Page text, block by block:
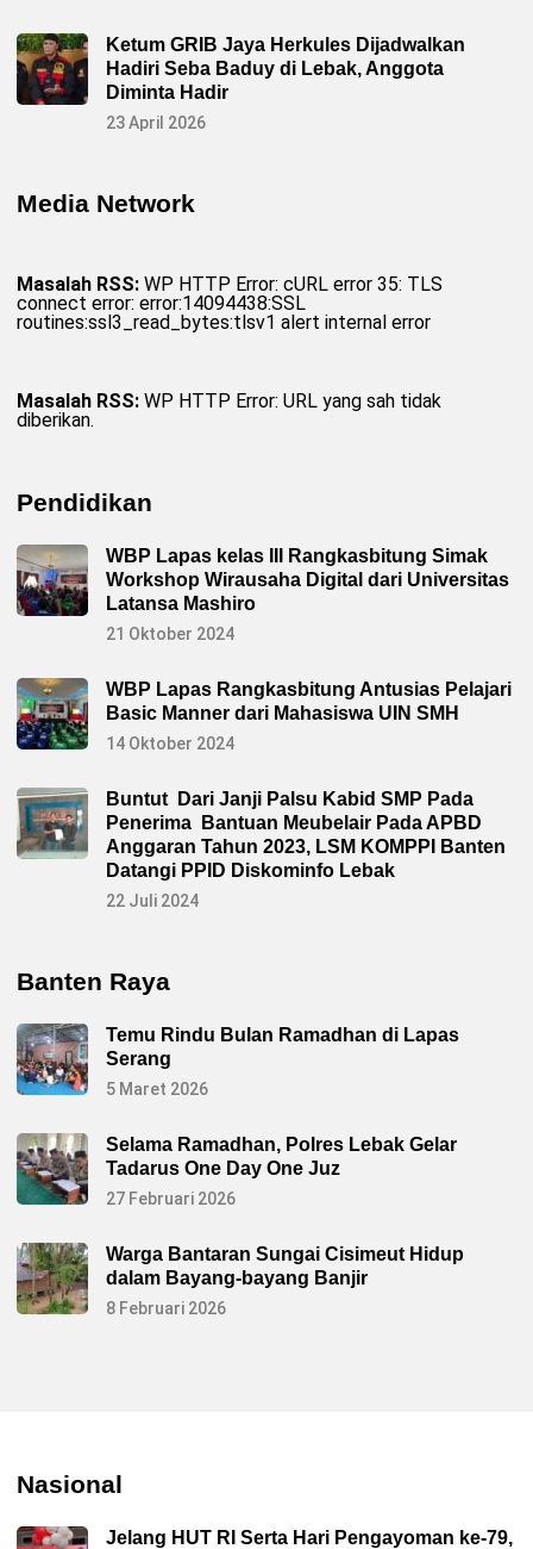
Ketum GRIB Jaya Herkules Dijadwalkan
Hadiri Seba Baduy di Lebak, Anggota
Diminta Hadir
23 April 2026
Media Network
Masalah RSS: WP HTTP Error: cURL error 35: TLS
connect error: error:14094438:SSL
routines:ssl3_read_bytes:tlsv1 alert internal error
Masalah RSS: WP HTTP Error: URL yang sah tidak
diberikan.
Pendidikan
WBP Lapas kelas III Rangkasbitung Simak
Workshop Wirausaha Digital dari Universitas
Latansa Mashiro
21 Oktober 2024
WBP Lapas Rangkasbitung Antusias Pelajari
Basic Manner dari Mahasiswa UIN SMH
14 Oktober 2024
Buntut Dari Janji Palsu Kabid SMP Pada
Penerima Bantuan Meubelair Pada APBD
Anggaran Tahun 2023, LSM KOMPPI Banten
Datangi PPID Diskominfo Lebak
22 Juli 2024
Banten Raya
Temu Rindu Bulan Ramadhan di Lapas
Serang
5 Maret 2026
Selama Ramadhan, Polres Lebak Gelar
Tadarus One Day One Juz
27 Februari 2026
Warga Bantaran Sungai Cisimeut Hidup
dalam Bayang-bayang Banjir
8 Februari 2026
Nasional
Jelang HUT RI Serta Hari Pengayoman ke-79,